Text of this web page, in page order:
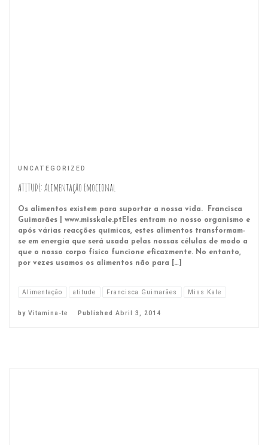
UNCATEGORIZED
ATITUDE: Alimentação Emocional
Os alimentos existem para suportar a nossa vida. Francisca
Guimarães | www.misskale.ptEles entram no nosso organismo e
após várias reacções químicas, estes alimentos transformam-
se em energia que será usada pelas nossas células de modo a
que o nosso corpo físico funcione eficazmente. No entanto,
por vezes usamos os alimentos não para […]
Alimentação atitude Francisca Guimarães Miss Kale
by Vitamina-te Published Abril 3, 2014